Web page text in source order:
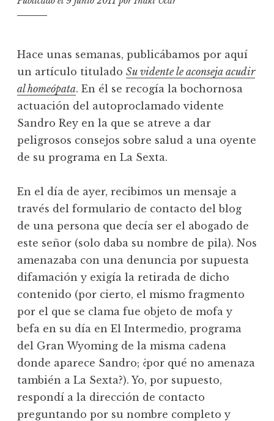
Hace unas semanas, publicábamos por aquí
un artículo titulado Su vidente le aconseja acudir
al homeópata. En él se recogía la bochornosa
actuación del autoproclamado vidente
Sandro Rey en la que se atreve a dar
peligrosos consejos sobre salud a una oyente
de su programa en La Sexta.
En el día de ayer, recibimos un mensaje a
través del formulario de contacto del blog
de una persona que decía ser el abogado de
este señor (solo daba su nombre de pila). Nos
amenazaba con una denuncia por supuesta
difamación y exigía la retirada de dicho
contenido (por cierto, el mismo fragmento
por el que se clama fue objeto de mofa y
befa en su día en El Intermedio, programa
del Gran Wyoming de la misma cadena
donde aparece Sandro; ¿por qué no amenaza
también a La Sexta?). Yo, por supuesto,
respondí a la dirección de contacto
preguntando por su nombre completo y